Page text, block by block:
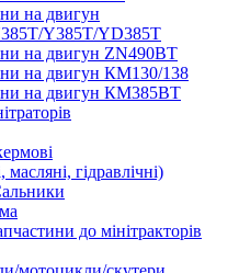
на двигун
Y385T/YD385T
на двигун ZN490BT
на двигун КМ130/138
на двигун КМ385ВТ
гідравлічні)
до мінітракторів